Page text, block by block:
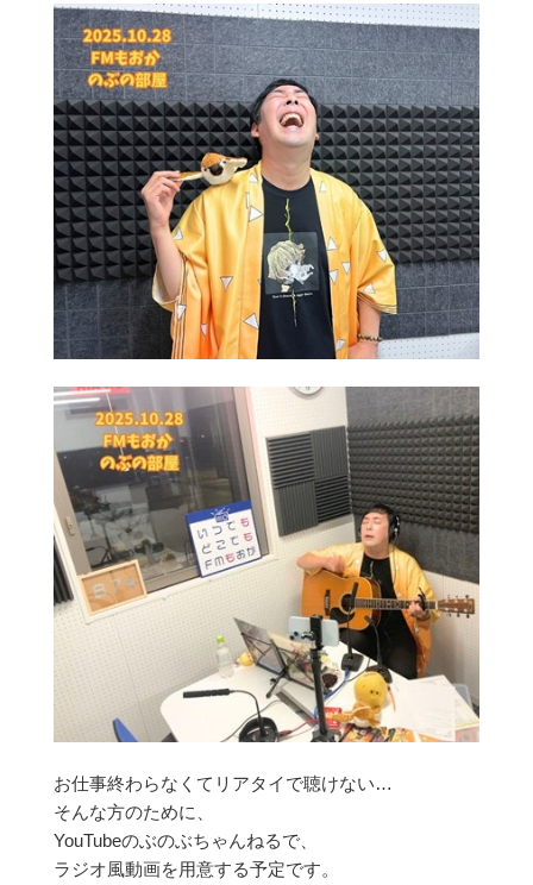
お仕事終わらなくてリアタイで聴けない…
そんな方のために、
YouTubeのぶのぶちゃんねるで、
ラジオ風動画を用意する予定です。